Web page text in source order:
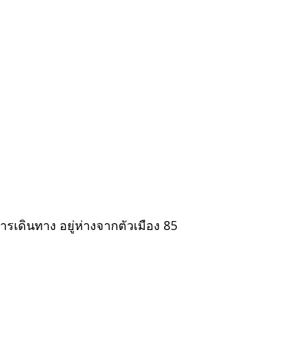
เดินทาง อยู่ห่างจากตัวเมือง 85